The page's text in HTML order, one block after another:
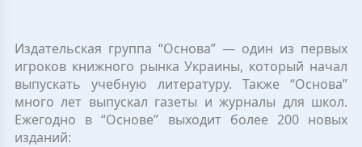
Издательская группа “Основа” — один из первых
игроков книжного рынка Украины, который начал
выпускать учебную литературу. Также “Основа”
много лет выпускал газеты и журналы для школ.
Ежегодно в “Основе” выходит более 200 новых
изданий: